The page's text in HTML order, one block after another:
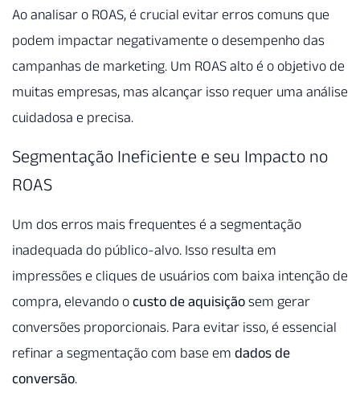
Ao analisar o ROAS, é crucial evitar erros comuns que
podem impactar negativamente o desempenho das
campanhas de marketing. Um ROAS alto é o objetivo de
muitas empresas, mas alcançar isso requer uma análise
cuidadosa e precisa.
Segmentação Ineficiente e seu Impacto no
ROAS
Um dos erros mais frequentes é a segmentação
inadequada do público-alvo. Isso resulta em
impressões e cliques de usuários com baixa intenção de
compra, elevando o custo de aquisição sem gerar
conversões proporcionais. Para evitar isso, é essencial
refinar a segmentação com base em dados de
conversão.